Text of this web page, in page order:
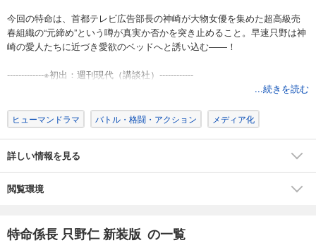
今回の特命は、首都テレビ広告部長の神崎が大物女優を集めた超高級売
春組織の“元締め”という噂が真実か否かを突き止めること。早速只野は神
崎の愛人たちに近づき愛欲のベッドへと誘い込む――！
-------------※初出：週刊現代（講談社）------------
...続きを読む
ヒューマンドラマ バトル・格闘・アクション メディア化
詳しい情報を見る
閲覧環境
特命係長 只野仁 新装版 の一覧